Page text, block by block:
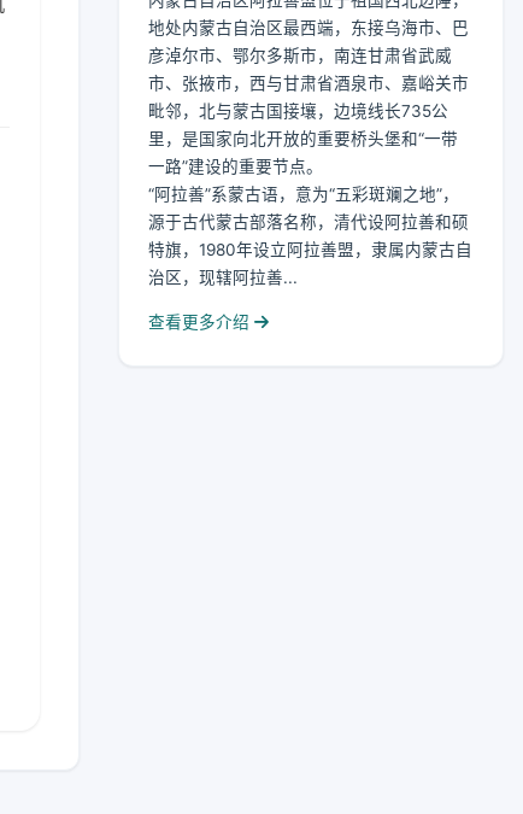
地处内蒙古自治区最西端，东接乌海市、巴
彦淖尔市、鄂尔多斯市，南连甘肃省武威
市、张掖市，西与甘肃省酒泉市、嘉峪关市
毗邻，北与蒙古国接壤，边境线长735公
里，是国家向北开放的重要桥头堡和“一带
一路”建设的重要节点。
“阿拉善”系蒙古语，意为“五彩斑斓之地”，
源于古代蒙古部落名称，清代设阿拉善和硕
特旗，1980年设立阿拉善盟，隶属内蒙古自
治区，现辖阿拉善...
查看更多介绍